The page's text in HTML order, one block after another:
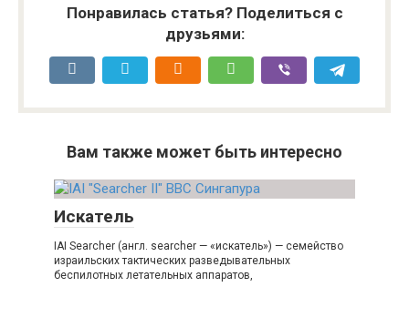
Понравилась статья? Поделиться с
друзьями:
Вам также может быть интересно
Искатель
IAI Searcher (англ. searcher — «искатель») — семейство
израильских тактических разведывательных
беспилотных летательных аппаратов,